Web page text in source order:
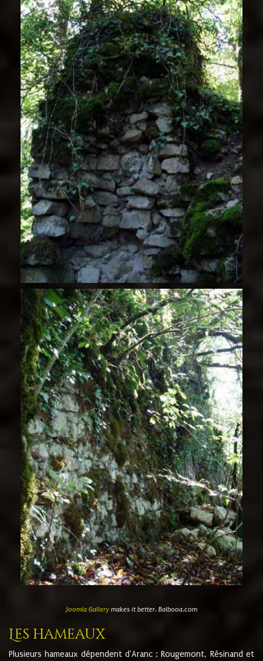
Joomla Gallerymakes it better. Balbooa.com
Les hameaux
Plusieurs hameaux dépendent d'Aranc : Rougemont, Résinand et